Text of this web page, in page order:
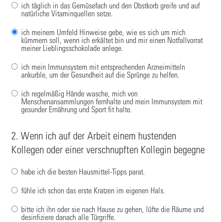
ich täglich in das Gemüsefach und den Obstkorb greife und auf
natürliche Vitaminquellen setze.
ich meinem Umfeld Hinweise gebe, wie es sich um mich
kümmern soll, wenn ich erkältet bin und mir einen Notfallvorrat
meiner Lieblingsschokolade anlege.
ich mein Immunsystem mit entsprechenden Arzneimitteln
ankurble, um der Gesundheit auf die Sprünge zu helfen.
ich regelmäßig Hände wasche, mich von
Menschenansammlungen fernhalte und mein Immunsystem mit
gesunder Ernährung und Sport fit halte.
2. Wenn ich auf der Arbeit einem hustenden
Kollegen oder einer verschnupften Kollegin begegne
habe ich die besten Hausmittel-Tipps parat.
fühle ich schon das erste Kratzen im eigenen Hals.
bitte ich ihn oder sie nach Hause zu gehen, lüfte die Räume und
desinfiziere danach alle Türgriffe.